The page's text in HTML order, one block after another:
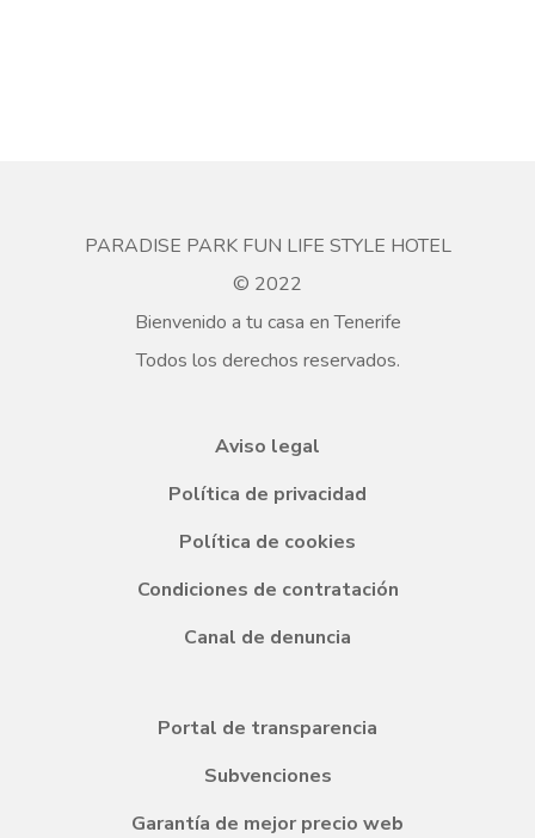
PARADISE PARK FUN LIFE STYLE HOTEL
© 2022
Bienvenido a tu casa en Tenerife
Todos los derechos reservados.
Aviso legal
Política de privacidad
Política de cookies
Condiciones de contratación
Canal de denuncia
Portal de transparencia
Subvenciones
Garantía de mejor precio web